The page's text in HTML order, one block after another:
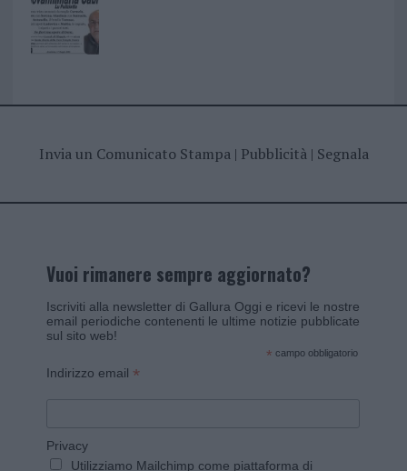
Invia un Comunicato Stampa| Pubblicità| Segnala
Vuoi rimanere sempre aggiornato?
Iscriviti alla newsletter di Gallura Oggi e ricevi le nostre
email periodiche contenenti le ultime notizie pubblicate
sul sito web!
* campo obbligatorio
Indirizzo email *
Privacy
Utilizziamo Mailchimp come piattaforma di